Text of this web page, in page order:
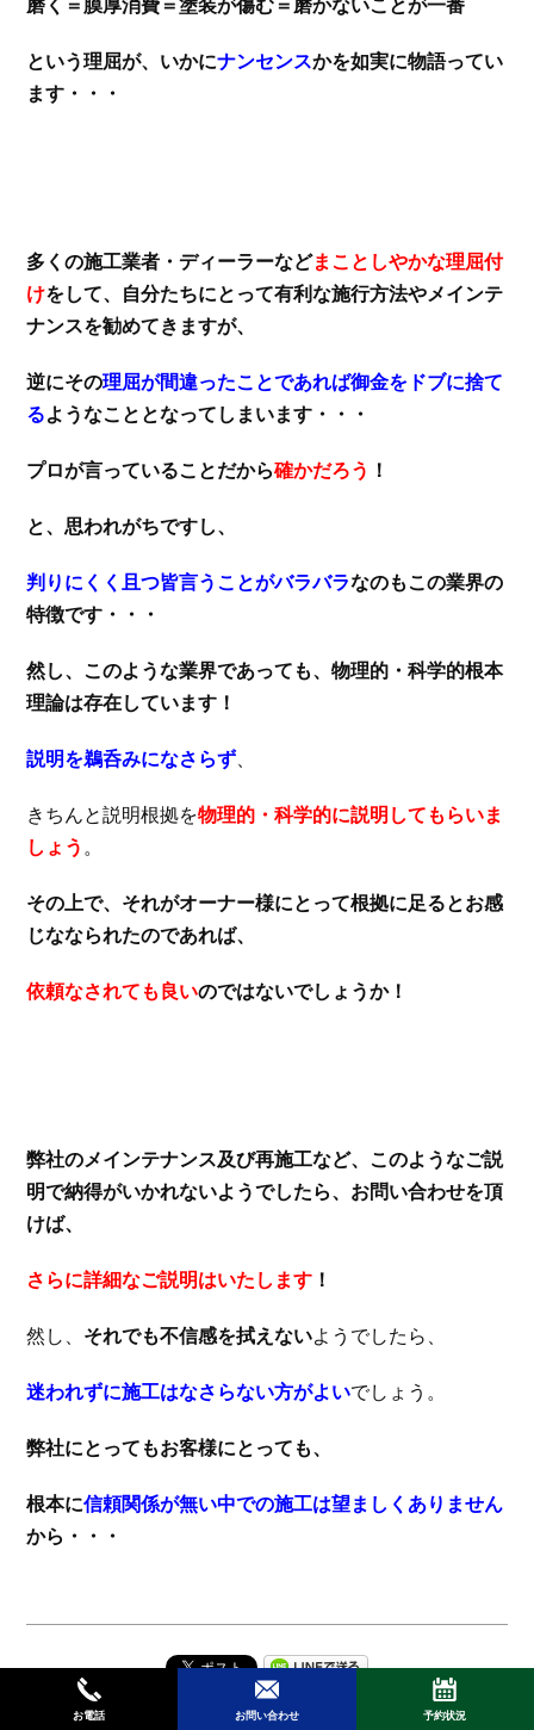
お電話 お問い合わせ 予約状況
磨く＝膜厚消費＝塗装が傷む＝磨かないことが一番
という理屈が、いかにナンセンスかを如実に物語ってい
ます・・・
多くの施工業者・ディーラーなどまことしやかな理屈付
けをして、自分たちにとって有利な施行方法やメインテ
ナンスを勧めてきますが、
逆にその理屈が間違ったことであれば御金をドブに捨て
るようなこととなってしまいます・・・
プロが言っていることだから確かだろう ！
と、思われがちですし、
判りにくく且つ皆言うことがバラバラなのもこの業界の
特徴です・・・
然し、このような業界であっても、物理的・科学的根本
理論は存在しています！
説明を鵜呑みになさらず、
きちんと説明根拠を物理的・科学的に説明してもらいま
しょう 。
その上で、それがオーナー様にとって根拠に足るとお感
じななられたのであれば、
依頼なされても良いのではないでしょうか！
弊社のメインテナンス及び再施工など、このようなご説
明で納得がいかれないようでしたら、お問い合わせを頂
けば、
さらに詳細なご説明はいたします ！
然し、 それでも不信感を拭えないようでしたら、
迷われずに施工はなさらない方がよいでしょう。
弊社にとってもお客様にとっても、
根本に信頼関係が無い中での施工は望ましくありません
から・・・